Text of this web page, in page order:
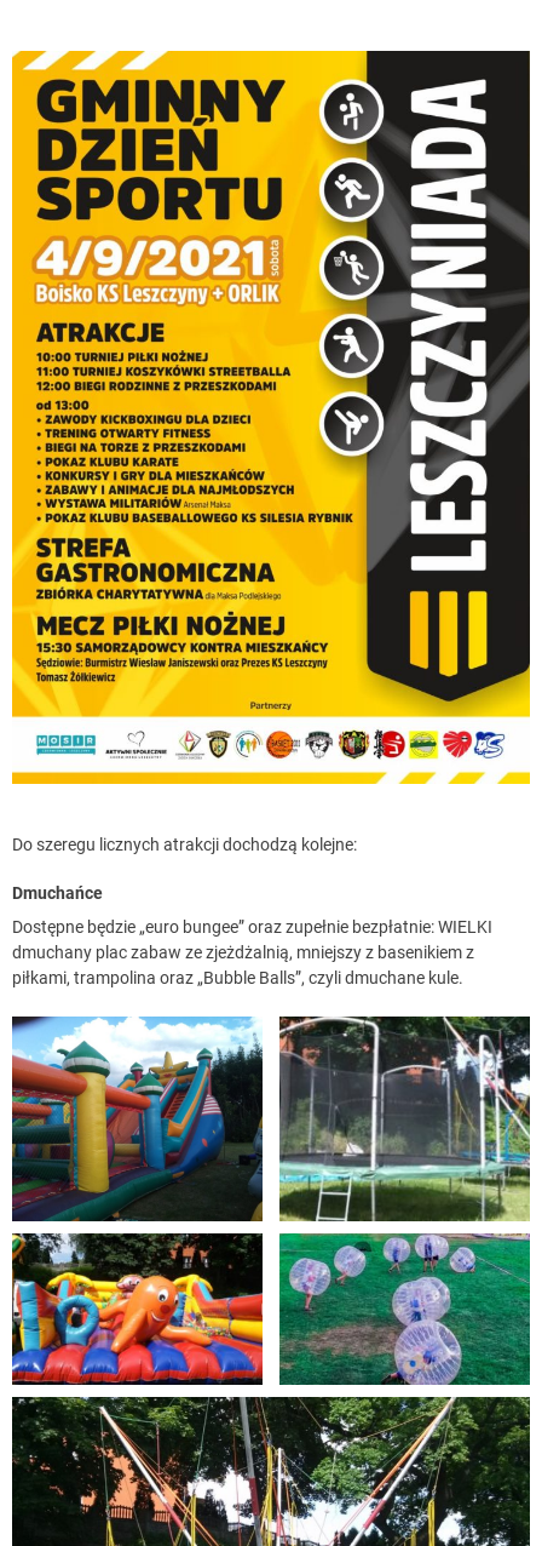
Do szeregu licznych atrakcji dochodzą kolejne:
Dmuchańce
Dostępne będzie „euro bungee” oraz zupełnie bezpłatnie: WIELKI
dmuchany plac zabaw ze zjeżdżalnią, mniejszy z basenikiem z
piłkami, trampolina oraz „Bubble Balls”, czyli dmuchane kule.